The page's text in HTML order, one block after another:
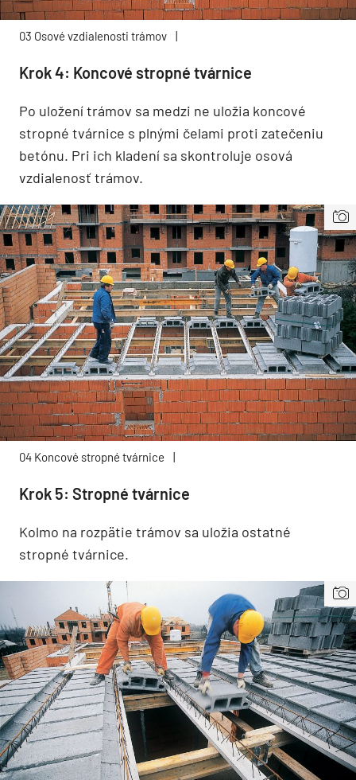
03 Osové vzdialenosti trámov |
Krok 4: Koncové stropné tvárnice
Po uložení trámov sa medzi ne uložia koncové
stropné tvárnice s plnými čelami proti zatečeniu
betónu. Pri ich kladení sa skontroluje osová
vzdialenosť trámov.
04 Koncové stropné tvárnice |
Krok 5: Stropné tvárnice
Kolmo na rozpätie trámov sa uložia ostatné
stropné tvárnice.